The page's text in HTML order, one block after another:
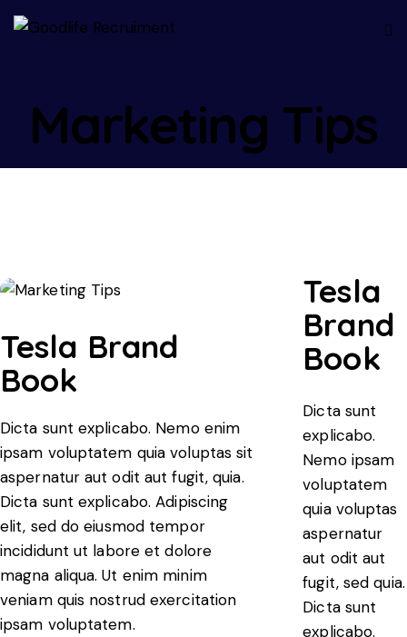
Marketing Tips
Tesla Brand
Book
Dicta sunt explicabo. Nemo enim
ipsam voluptatem quia voluptas sit
aspernatur aut odit aut fugit, quia.
Dicta sunt explicabo. Adipiscing
elit, sed do eiusmod tempor
incididunt ut labore et dolore
magna aliqua. Ut enim minim
veniam quis nostrud exercitation
ipsam voluptatem.
Tesla
Brand
Book
Dicta sunt
explicabo.
Nemo ipsam
voluptatem
quia voluptas
aspernatur
aut odit aut
fugit, sed quia.
Dicta sunt
explicabo.